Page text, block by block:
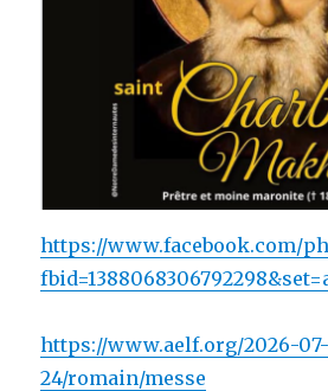
https://www.facebook.com/
https://www.aelf.org/2026-07-
24/romain/messe